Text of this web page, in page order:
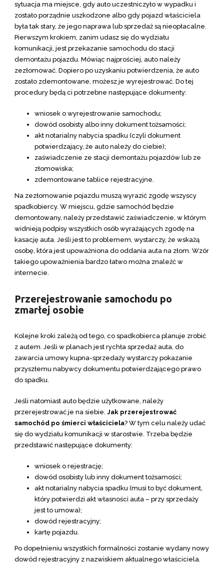
sytuacja ma miejsce, gdy auto uczestniczyło w wypadku i
zostało porządnie uszkodzone albo gdy pojazd właściciela
była tak stary, że jego naprawa lub sprzedaż są nieopłacalne.
Pierwszym krokiem, zanim udasz się do wydziału
komunikacji, jest przekazanie samochodu do stacji
demontażu pojazdu. Mówiąc najprościej, auto należy
zezłomować. Dopiero po uzyskaniu potwierdzenia, że auto
zostało zdemontowane, możesz je wyrejestrować. Do tej
procedury będą ci potrzebne następujące dokumenty:
wniosek o wyrejestrowanie samochodu;
dowód osobisty albo inny dokument tożsamości;
akt notarialny nabycia spadku (czyli dokument
potwierdzający, że auto należy do ciebie);
zaświadczenie ze stacji demontażu pojazdów lub ze
złomowiska;
zdemontowane tablice rejestracyjne.
Na zezłomowanie pojazdu muszą wyrazić zgodę wszyscy
spadkobiercy. W miejscu, gdzie samochód będzie
demontowany, należy przedstawić zaświadczenie, w którym
widnieją podpisy wszystkich osób wyrażających zgodę na
kasację auta. Jeśli jest to problemem, wystarczy, że wskażą
osobę, która jest upoważniona do oddania auta na złom. Wzór
takiego upoważnienia bardzo łatwo można znaleźć w
internecie.
Przerejestrowanie samochodu po
zmarłej osobie
Kolejne kroki zależą od tego, co spadkobierca planuje zrobić
z autem. Jeśli w planach jest rychła sprzedaż auta, do
zawarcia umowy kupna-sprzedaży wystarczy pokazanie
przyszłemu nabywcy dokumentu potwierdzającego prawo
do spadku.
Jeśli natomiast auto będzie użytkowane, należy
przerejestrować je na siebie. Jak przerejestrować
samochód po śmierci właściciela? W tym celu należy udać
się do wydziału komunikacji w starostwie. Trzeba będzie
przedstawić następujące dokumenty:
wniosek o rejestrację;
dowód osobisty lub inny dokument tożsamości;
akt notarialny nabycia spadku (musi to być dokument,
który potwierdzi akt własności auta – przy sprzedaży
jest to umowa);
dowód rejestracyjny;
kartę pojazdu.
Po dopełnieniu wszystkich formalności zostanie wydany nowy
dowód rejestracyjny z nazwiskiem aktualnego właściciela.